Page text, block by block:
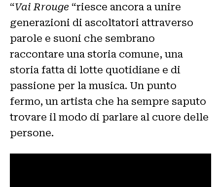
“Vai Rrouge “riesce ancora a unire
generazioni di ascoltatori attraverso
parole e suoni che sembrano
raccontare una storia comune, una
storia fatta di lotte quotidiane e di
passione per la musica. Un punto
fermo, un artista che ha sempre saputo
trovare il modo di parlare al cuore delle
persone.